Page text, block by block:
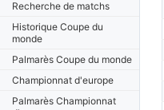
Recherche de matchs
Historique Coupe du
monde
Palmarès Coupe du monde
Championnat d'europe
Palmarès Championnat